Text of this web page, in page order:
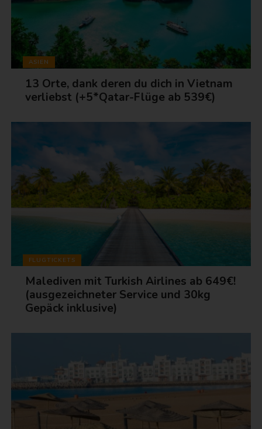
ASIEN
13 Orte, dank deren du dich in Vietnam
verliebst (+5*Qatar-Flüge ab 539€)
FLUGTICKETS
Malediven mit Turkish Airlines ab 649€!
(ausgezeichneter Service und 30kg
Gepäck inklusive)